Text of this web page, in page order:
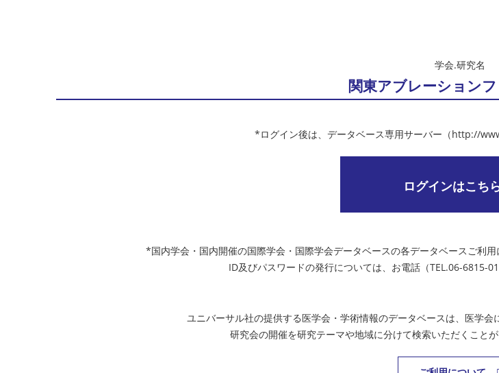
学会.研究名
関東アブレーション
*ログイン後は、データベース専用サーバー（http://
ログインはこち
*国内学会・国内開催の国際学会・国際学会データベースの各データベースご利
ID及びパスワードの発行については、お電話（TEL.06-6815-
ユニバーサル社の提供する医学会・学術情報のデータベースは、医学
研究会の開催を研究テーマや地域に分けて検索いただくこと